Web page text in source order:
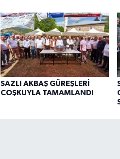
SAZLI AKBAŞ GÜREŞLERİ
COŞKUYLA TAMAMLANDI